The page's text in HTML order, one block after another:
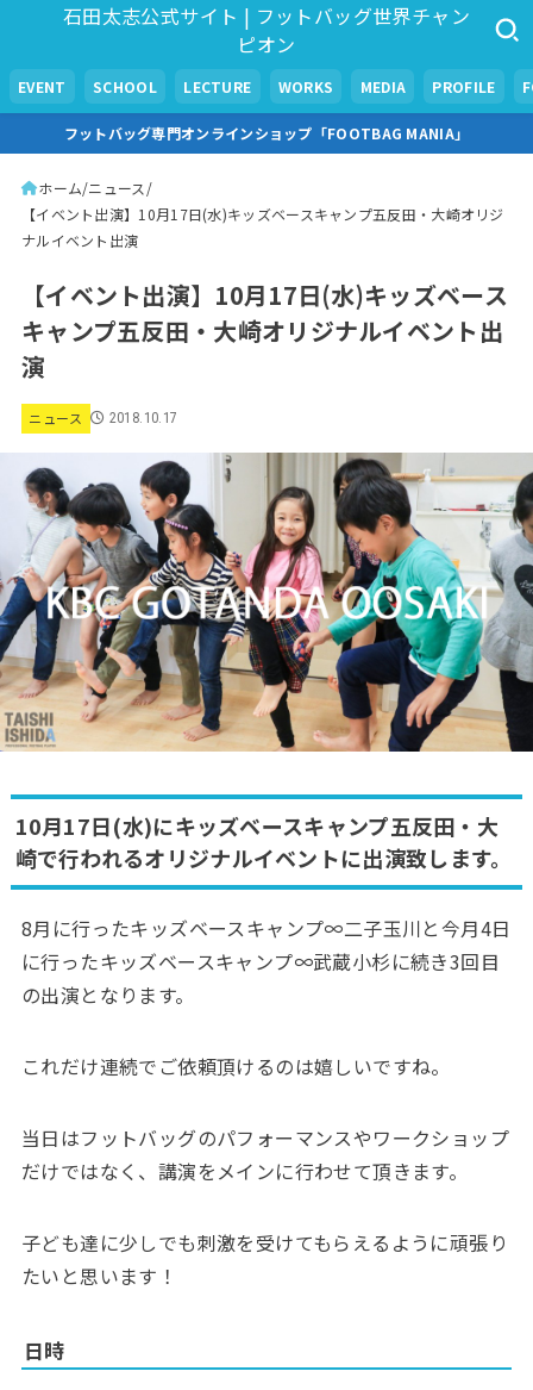
石田太志公式サイト | フットバッグ世界チャン
ピオン
EVENT SCHOOL LECTURE WORKS MEDIA PROFILE
フットバッグ専門オンラインショップ「FOOTBAG MANIA」
ホーム ニュース
【イベント出演】10月17日(水)キッズベースキャンプ五反田・大崎オリジ
ナルイベント出演
【イベント出演】10月17日(水)キッズベース
キャンプ五反田・大崎オリジナルイベント出
演
ニュース 2018.10.17
10月17日(水)にキッズベースキャンプ五反田・大
崎で行われるオリジナルイベントに出演致します。
8月に行ったキッズベースキャンプ∞二子玉川と今月4日
に行ったキッズベースキャンプ∞武蔵小杉に続き3回目
の出演となります。
これだけ連続でご依頼頂けるのは嬉しいですね。
当日はフットバッグのパフォーマンスやワークショップ
だけではなく、講演をメインに行わせて頂きます。
子ども達に少しでも刺激を受けてもらえるように頑張り
たいと思います！
日時